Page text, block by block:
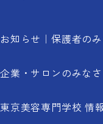
お知らせ 保護者の
企業・サロンのみな
東京美容専門学校 情